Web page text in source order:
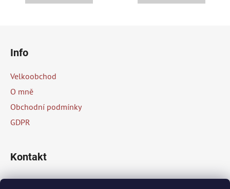
Info
Velkoobchod
O mně
Obchodní podmínky
GDPR
Kontakt